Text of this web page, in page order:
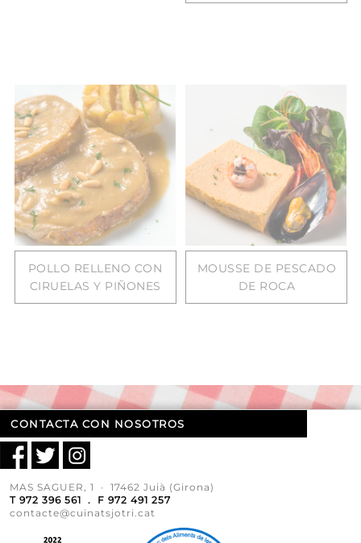
POLLO RELLENO CON
CIRUELAS Y PIÑONES
MOUSSE DE PESCADO
DE ROCA
CONTACTA CON NOSOTROS
MAS SAGUER, 1 · 17462 Juià (Girona)
T 972 396 561 . F 972 491 257
contacte@cuinatsjotri.cat